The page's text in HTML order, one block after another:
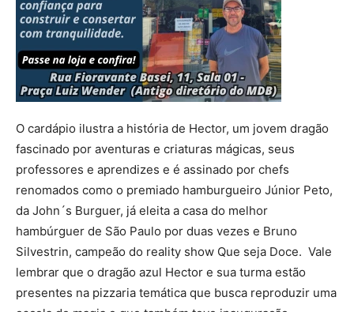
O cardápio ilustra a história de Hector, um jovem dragão
fascinado por aventuras e criaturas mágicas, seus
professores e aprendizes e é assinado por chefs
renomados como o premiado hamburgueiro Júnior Peto,
da John´s Burguer, já eleita a casa do melhor
hambúrguer de São Paulo por duas vezes e Bruno
Silvestrin, campeão do reality show Que seja Doce. Vale
lembrar que o dragão azul Hector e sua turma estão
presentes na pizzaria temática que busca reproduzir uma